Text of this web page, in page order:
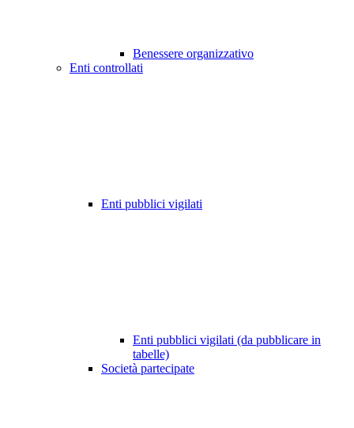
Benessere organizzativo
Enti controllati
Enti pubblici vigilati
Enti pubblici vigilati (da pubblicare in
tabelle)
Società partecipate